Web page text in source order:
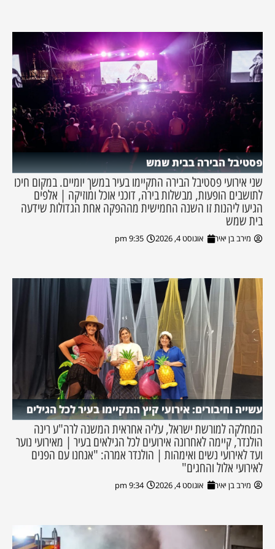
פסטיבל הבירה בבית שמש
שני אירועי פסטיבל הבירה התקיימו בעיר במשך יומיים. במקום חיכו
לתושבים הופעות, מבשלות בירה, דוכני אוכל ומוזיקה | אלפים
הגיעו ליהנות זו השנה החמישית מההפקה אחת הגדולות שידעה
בית שמש
מירב בן יאיר אוגוסט 4, 2026 9:35 pm
עשייה וחיבורים: אירועי קיץ התקיימו בעיר לכל הגילים
המחלקה למורשת ישראל, עליה אחראית המשנה לרה"ע רינה
הולנדר, קיימה לאחרונה אירועים לכל הגילאים בעיר | מאירועי נוער
ועד לאירועי נשים ואימהות | הולנדר אמרה: "אנחנו עם הפנים
לאירועי אלול והחגים"
מירב בן יאיר אוגוסט 4, 2026 9:34 pm